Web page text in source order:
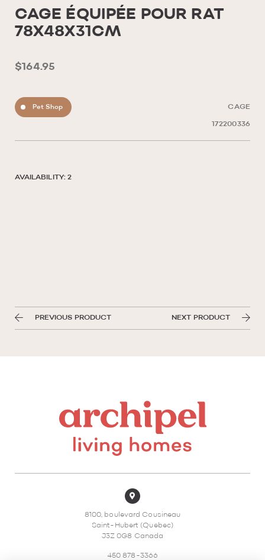
CAGE ÉQUIPÉE POUR RAT
78X48X31CM
$164.95
Pet Shop CAGE
172200336
AVAILABILITY: 2
PREVIOUS PRODUCT NEXT PRODUCT
8100, boulevard Cousineau
Saint-Hubert (Quebec)
J3Z 0G8 Canada
450 878-3366